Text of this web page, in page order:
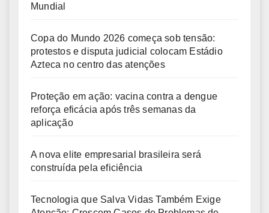
Mundial
Copa do Mundo 2026 começa sob tensão:
protestos e disputa judicial colocam Estádio
Azteca no centro das atenções
Proteção em ação: vacina contra a dengue
reforça eficácia após três semanas da
aplicação
A nova elite empresarial brasileira será
construída pela eficiência
Tecnologia que Salva Vidas Também Exige